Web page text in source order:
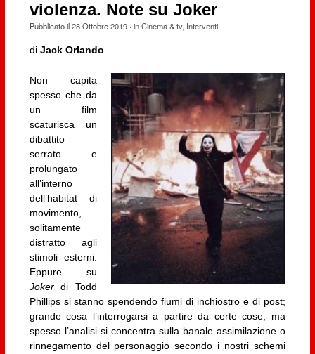
violenza. Note su Joker
Pubblicato il28 Ottobre 2019· inCinema & tv, Interventi·
di Jack Orlando
Non capita
spesso che da
un film
scaturisca un
dibattito
serrato e
prolungato
all’interno
dell’habitat di
movimento,
solitamente
distratto agli
stimoli esterni.
Eppure su
Jokerdi Todd
Phillips si stanno spendendo fiumi di inchiostro e di post;
grande cosa l’interrogarsi a partire da certe cose, ma
spesso l’analisi si concentra sulla banale assimilazione o
rinnegamento del personaggio secondo i nostri schemi